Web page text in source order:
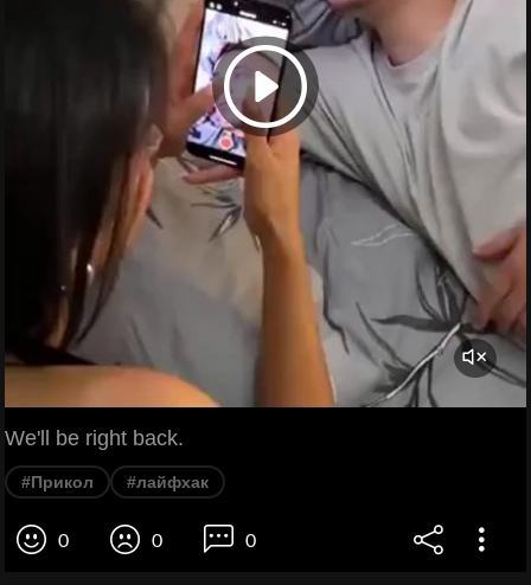
We'll be right back.
#Прикол #лайфхак
0 0 0